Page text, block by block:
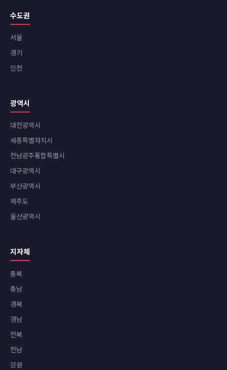
수도권
서울
경기
인천
광역시
대전광역시
세종특별자치시
전남광주통합특별시
대구광역시
부산광역시
제주도
울산광역시
지자체
충북
충남
경북
경남
전북
전남
강원